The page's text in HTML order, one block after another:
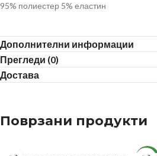
95% полиестер 5% еластин
Дополнителни информации
Прегледи (0)
Достава
Поврзани продукти